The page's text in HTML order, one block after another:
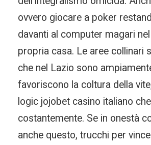
ovvero giocare a poker
davanti al computer magari
propria casa. Le aree collinari
che nel Lazio sono
favoriscono la coltura della
logic jojobet casino italiano
costantemente. Se in onestà
anche questo, trucchi per